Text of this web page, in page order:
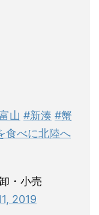
山 #新湊 #蟹
食べに北陸へ
・小売
2019